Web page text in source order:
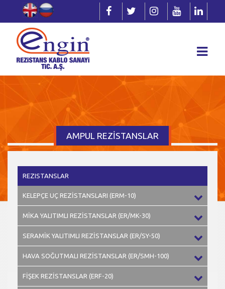
AMPUL REZİSTANSLAR
REZISTANSLAR
KELEPÇE UÇ REZİSTANSLARI (ERM-10)
MİKA YALITIMLI REZİSTANSLAR (ER/MK-30)
SERAMİK YALITIMLI REZİSTANSLAR (ER/SY-50)
HAVA SOĞUTMALI REZİSTANSLAR (ER/SMH-100)
FİŞEK REZİSTANSLAR (ERF-20)